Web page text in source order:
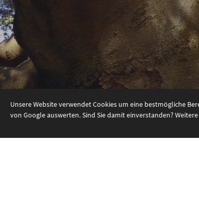
Unsere Website verwendet Cookies um eine bestmögliche
von Google auswerten. Sind Sie damit einverstanden?